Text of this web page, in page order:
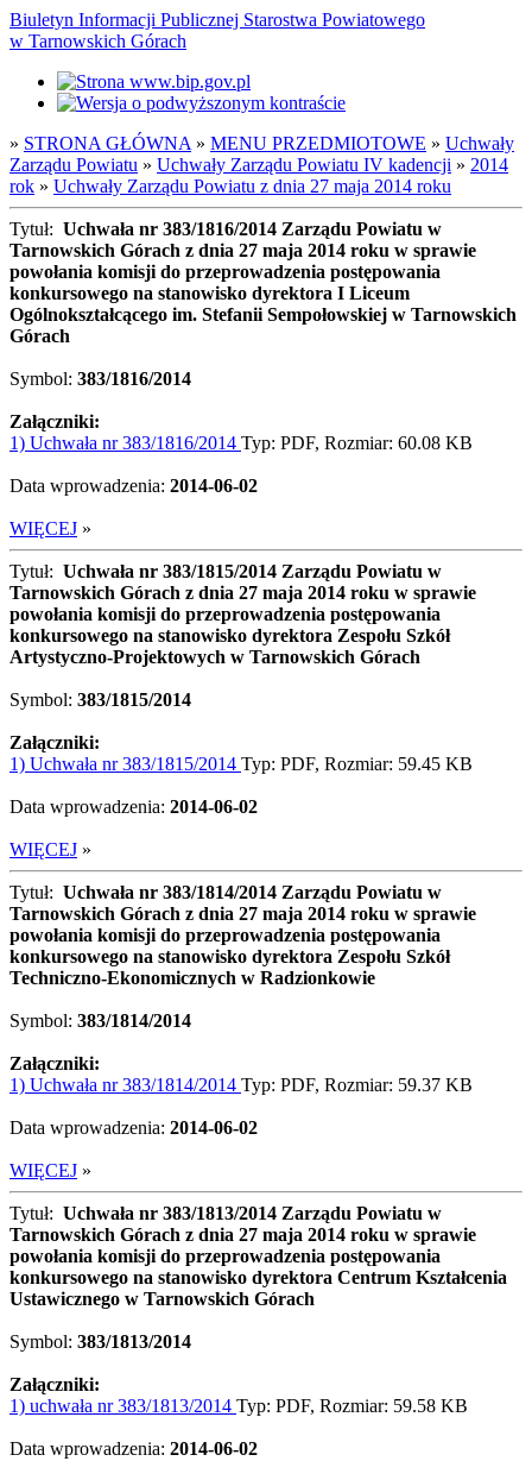
Biuletyn Informacji Publicznej Starostwa Powiatowego
w Tarnowskich Górach
» STRONA GŁÓWNA » MENU PRZEDMIOTOWE » Uchwały
Zarządu Powiatu » Uchwały Zarządu Powiatu IV kadencji » 2014
rok » Uchwały Zarządu Powiatu z dnia 27 maja 2014 roku
Tytuł: Uchwała nr 383/1816/2014 Zarządu Powiatu w
Tarnowskich Górach z dnia 27 maja 2014 roku w sprawie
powołania komisji do przeprowadzenia postępowania
konkursowego na stanowisko dyrektora I Liceum
Ogólnokształcącego im. Stefanii Sempołowskiej w Tarnowskich
Górach
Symbol: 383/1816/2014
Załączniki:
1) Uchwała nr 383/1816/2014 Typ: PDF, Rozmiar: 60.08 KB
Data wprowadzenia: 2014-06-02
WIĘCEJ »
Tytuł: Uchwała nr 383/1815/2014 Zarządu Powiatu w
Tarnowskich Górach z dnia 27 maja 2014 roku w sprawie
powołania komisji do przeprowadzenia postępowania
konkursowego na stanowisko dyrektora Zespołu Szkół
Artystyczno-Projektowych w Tarnowskich Górach
Symbol: 383/1815/2014
Załączniki:
1) Uchwała nr 383/1815/2014 Typ: PDF, Rozmiar: 59.45 KB
Data wprowadzenia: 2014-06-02
WIĘCEJ »
Tytuł: Uchwała nr 383/1814/2014 Zarządu Powiatu w
Tarnowskich Górach z dnia 27 maja 2014 roku w sprawie
powołania komisji do przeprowadzenia postępowania
konkursowego na stanowisko dyrektora Zespołu Szkół
Techniczno-Ekonomicznych w Radzionkowie
Symbol: 383/1814/2014
Załączniki:
1) Uchwała nr 383/1814/2014 Typ: PDF, Rozmiar: 59.37 KB
Data wprowadzenia: 2014-06-02
WIĘCEJ »
Tytuł: Uchwała nr 383/1813/2014 Zarządu Powiatu w
Tarnowskich Górach z dnia 27 maja 2014 roku w sprawie
powołania komisji do przeprowadzenia postępowania
konkursowego na stanowisko dyrektora Centrum Kształcenia
Ustawicznego w Tarnowskich Górach
Symbol: 383/1813/2014
Załączniki:
1) uchwała nr 383/1813/2014 Typ: PDF, Rozmiar: 59.58 KB
Data wprowadzenia: 2014-06-02